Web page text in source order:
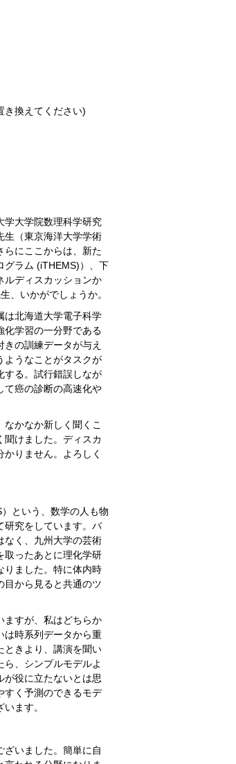
き換えてください)
学大学院数理科学研究
生（東京海洋大学学術
らにここからは、新た
グラム (iTHEMS)）、下
ルディスカッションか
、いかがでしょうか。
は北海道大学電子科学
化学習の一分野である
の訓練データが与え
ようなことがタスクが
する。試行錯誤しなが
て癌の診断の高速化や
かなか新しく聞くこ
聞けました。ディスカ
りません。よろしく
という、数学の人も物
研究をしています。バ
なく、九州大学の芸術
取ったあとに理化学研
りました。特に体内時
目から見ると共通のツ
ますが、私はどちらか
は時系列データから重
ときより、講演を聞い
、シンプルモデルよ
が役に立たないとは思
すく予測のできるモデ
ます。
いました。簡単に自